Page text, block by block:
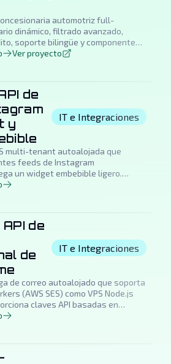
automotriz full-
dinámico, filtrado avanzado,
soporte bilingüe y componentes
con Next.js 14, Strapi
Ver proyecto
de
y
IT e Integraciones
multi-tenant autoalojada que
feeds de Instagram
un widget embebible ligero.
de servicios de embed de
de
de
IT e Integraciones
de correo autoalojado que soporta
(AWS SES) como VPS Node.js
claves API basadas en
DNS y un panel de administración